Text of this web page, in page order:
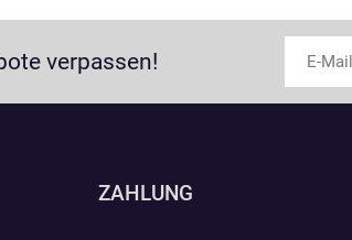
verpassen!
ZAHLUNG